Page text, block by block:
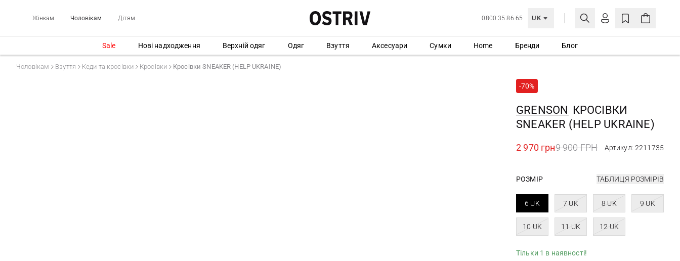
Жінкам Чоловікам Дітям 0800 35 86 65 UK
МОЯ ОБЛІКІВКА
СТВОРИТИ ОБЛІКІВКУ
Sale Нові надходження Верхній одяг Одяг Взуття Аксесуари Сумки Home Бренди Блог
Чоловікам Взуття Кеди та кросівки Кросівки Кросівки SNEAKER (HELP UKRAINE)
-70%
GRENSON КРОСІВКИ
SNEAKER (HELP UKRAINE)
2 970 грн9 900 ГРН Артикул: 2211735
РОЗМІР ТАБЛИЦЯ РОЗМІРІВ
6 UK 7 UK 8 UK 9 UK
10 UK 11 UK 12 UK
Тільки 1 в наявності!